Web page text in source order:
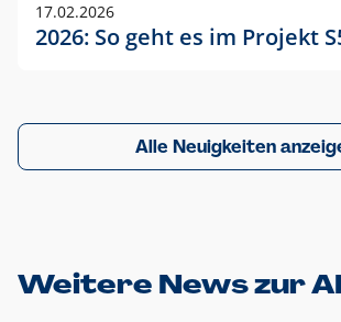
17.02.2026
2026: So geht es im Projekt
Alle Neuigkeiten
Weitere News zur